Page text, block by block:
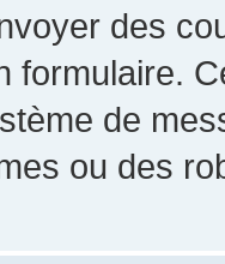
des
formulaire.
de
ou des